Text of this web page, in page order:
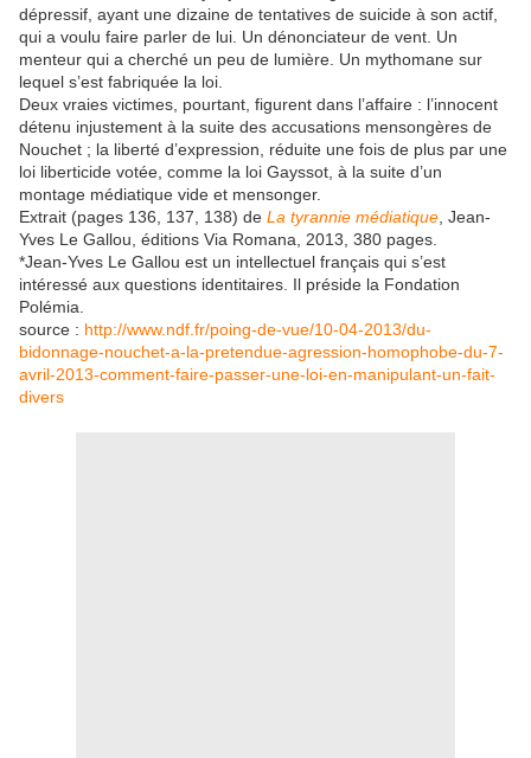
dépressif, ayant une dizaine de tentatives de suicide à son actif,
qui a voulu faire parler de lui. Un dénonciateur de vent. Un
menteur qui a cherché un peu de lumière. Un mythomane sur
lequel s’est fabriquée la loi.
Deux vraies victimes, pourtant, figurent dans l’affaire : l’innocent
détenu injustement à la suite des accusations mensongères de
Nouchet ; la liberté d’expression, réduite une fois de plus par une
loi liberticide votée, comme la loi Gayssot, à la suite d’un
montage médiatique vide et mensonger.
Extrait (pages 136, 137, 138) de La tyrannie médiatique , Jean-
Yves Le Gallou, éditions Via Romana, 2013, 380 pages.
*Jean-Yves Le Gallou est un intellectuel français qui s’est
intéressé aux questions identitaires. Il préside la Fondation
Polémia.
source : http://www.ndf.fr/poing-de-vue/10-04-2013/du-
bidonnage-nouchet-a-la-pretendue-agression-homophobe-du-7-
avril-2013-comment-faire-passer-une-loi-en-manipulant-un-fait-
divers